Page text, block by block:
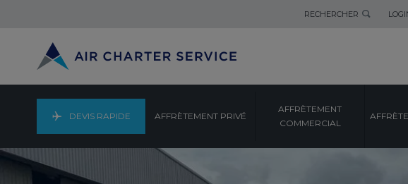
RECHERCHER
DEVIS RAPIDE AFFRÈTEMENT PRIVÉ
AFFRÈTEMENT
COMMERCIAL